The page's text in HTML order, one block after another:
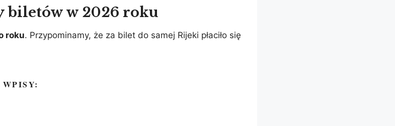
biletów w 2026 roku
roku. Przypominamy, że za bilet do samej Rijeki płaciło się